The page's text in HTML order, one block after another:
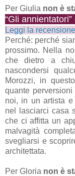
Per Giulia non è
“Gli
Leggi la recensione
Perché: perché
prossimo. Nella
che dietro a
nascondersi
Morozzi, in
quante
noi, in un artista e
nel lasciarci casa
che ci affitta un
malvagità
svegliarsi e
architettata.
Per Gloria non è